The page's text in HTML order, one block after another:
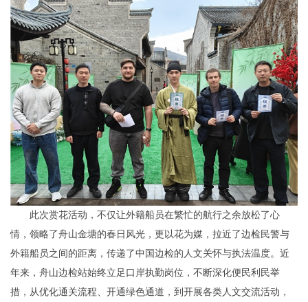
此次赏花活动，不仅让外籍船员在繁忙的航行之余放松了心
情，领略了舟山金塘的春日风光，更以花为媒，拉近了边检民警与
外籍船员之间的距离，传递了中国边检的人文关怀与执法温度。近
年来，舟山边检站始终立足口岸执勤岗位，不断深化便民利民举
措，从优化通关流程、开通绿色通道，到开展各类人文交流活动，